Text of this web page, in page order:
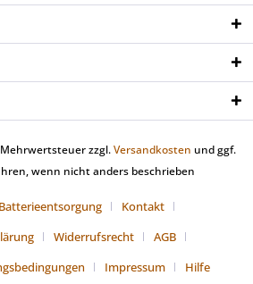
zzgl.Versandkosten und ggf.
wenn nicht anders beschrieben
Kontakt
Widerrufsrecht
AGB
Impressum
Hilfe